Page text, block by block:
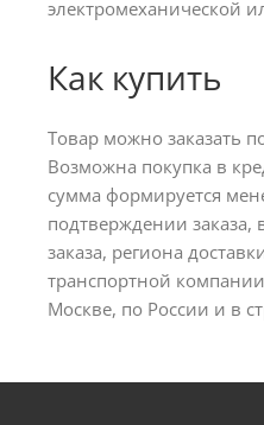
электромеханической
Как купить
Товар можно заказать
Возможна покупка в
сумма формируется
подтверждении заказа,
заказа, региона
транспортной
Москве, по России и в